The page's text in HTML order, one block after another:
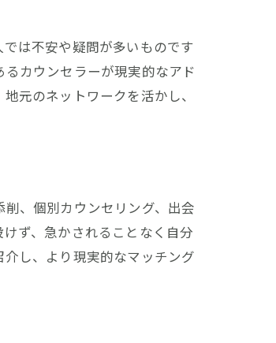
は不安や疑問が多いものです
カウンセラーが現実的なアド
元のネットワークを活かし、
、個別カウンセリング、出会
ず、急かされることなく自分
し、より現実的なマッチング